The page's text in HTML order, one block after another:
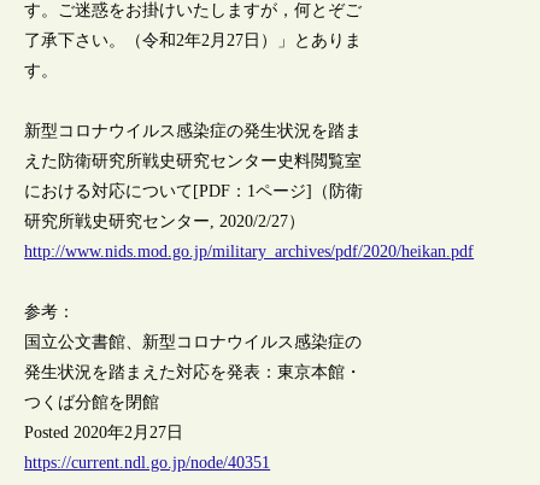
す。ご迷惑をお掛けいたしますが，何とぞご
了承下さい。（令和2年2月27日）」とありま
す。
新型コロナウイルス感染症の発生状況を踏ま
えた防衛研究所戦史研究センター史料閲覧室
における対応について[PDF：1ページ]（防衛
研究所戦史研究センター, 2020/2/27）
http://www.nids.mod.go.jp/military_archives/pdf/2020/heikan.pdf
参考：
国立公文書館、新型コロナウイルス感染症の
発生状況を踏まえた対応を発表：東京本館・
つくば分館を閉館
Posted 2020年2月27日
https://current.ndl.go.jp/node/40351